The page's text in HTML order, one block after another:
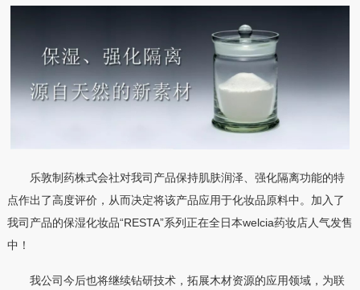
乐敦制药株式会社对我司产品保持肌肤润泽、强化隔离功能的特
点作出了高度评价，从而决定将该产品应用于化妆品原料中。加入了
我司产品的保湿化妆品“RESTA”系列正在全日本welcia药妆店人气发售
中！
我公司今后也将继续钻研技术，拓展木材资源的应用领域，为联